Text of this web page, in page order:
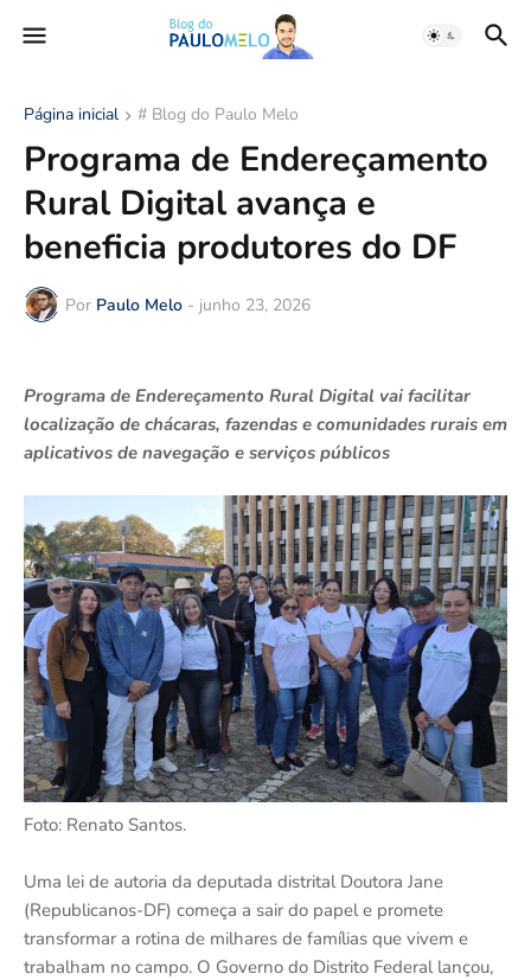
Página inicial # Blog do Paulo Melo
Programa de Endereçamento
Rural Digital avança e
beneficia produtores do DF
Por Paulo Melo - junho 23, 2026
Programa de Endereçamento Rural Digital vai facilitar
localização de chácaras, fazendas e comunidades rurais em
aplicativos de navegação e serviços públicos
Foto: Renato Santos.
Uma lei de autoria da deputada distrital Doutora Jane
(Republicanos-DF) começa a sair do papel e promete
transformar a rotina de milhares de famílias que vivem e
trabalham no campo. O Governo do Distrito Federal lançou,